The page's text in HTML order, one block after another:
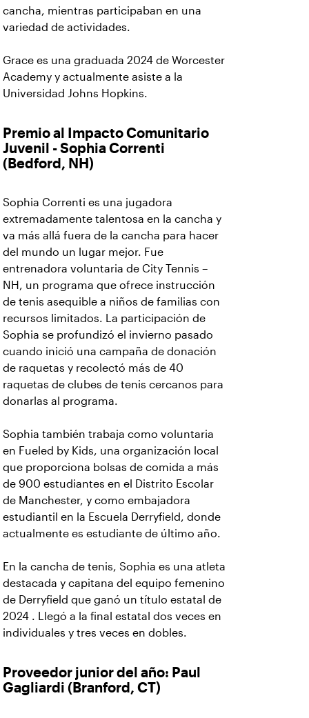
cancha, mientras participaban en una
variedad de actividades.
Grace es una graduada 2024 de Worcester
Academy y actualmente asiste a la
Universidad Johns Hopkins.
Premio al Impacto Comunitario
Juvenil - Sophia Correnti
(Bedford, NH)
Sophia Correnti es una jugadora
extremadamente talentosa en la cancha y
va más allá fuera de la cancha para hacer
del mundo un lugar mejor. Fue
entrenadora voluntaria de City Tennis –
NH, un programa que ofrece instrucción
de tenis asequible a niños de familias con
recursos limitados. La participación de
Sophia se profundizó el invierno pasado
cuando inició una campaña de donación
de raquetas y recolectó más de 40
raquetas de clubes de tenis cercanos para
donarlas al programa.
Sophia también trabaja como voluntaria
en Fueled by Kids, una organización local
que proporciona bolsas de comida a más
de 900 estudiantes en el Distrito Escolar
de Manchester, y como embajadora
estudiantil en la Escuela Derryfield, donde
actualmente es estudiante de último año.
En la cancha de tenis, Sophia es una atleta
destacada y capitana del equipo femenino
de Derryfield que ganó un título estatal de
2024 . Llegó a la final estatal dos veces en
individuales y tres veces en dobles.
Proveedor junior del año: Paul
Gagliardi (Branford, CT)